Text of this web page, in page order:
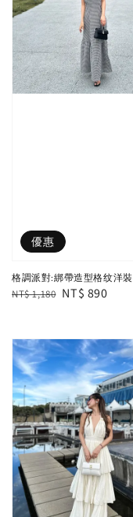
優惠
格調派對:綁帶造型格纹洋裝
Regular
NT$ 1,180 Sale
NT$ 890